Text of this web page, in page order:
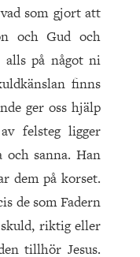
som gjort att
och Gud och
alls på något ni
finns
ger oss hjälp
felsteg ligger
och sanna. Han
dem på korset.
de som Fadern
riktig eller
tillhör Jesus.